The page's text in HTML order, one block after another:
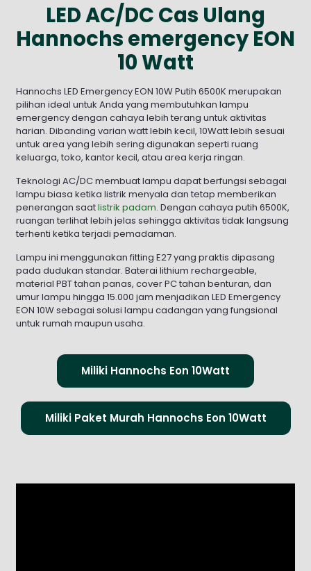
LED AC/DC Cas Ulang
Hannochs emergency EON
10 Watt
Hannochs LED Emergency EON 10W Putih 6500K merupakan
pilihan ideal untuk Anda yang membutuhkan lampu
emergency dengan cahaya lebih terang untuk aktivitas
harian. Dibanding varian watt lebih kecil, 10Watt lebih sesuai
untuk area yang lebih sering digunakan seperti ruang
keluarga, toko, kantor kecil, atau area kerja ringan.
Teknologi AC/DC membuat lampu dapat berfungsi sebagai
lampu biasa ketika listrik menyala dan tetap memberikan
penerangan saatlistrik padam. Dengan cahaya putih 6500K,
ruangan terlihat lebih jelas sehingga aktivitas tidak langsung
terhenti ketika terjadi pemadaman.
Lampu ini menggunakan fitting E27 yang praktis dipasang
pada dudukan standar. Baterai lithium rechargeable,
material PBT tahan panas, cover PC tahan benturan, dan
umur lampu hingga 15.000 jam menjadikan LED Emergency
EON 10W sebagai solusi lampu cadangan yang fungsional
untuk rumah maupun usaha.
Miliki Hannochs Eon 10Watt
Miliki Paket Murah Hannochs Eon 10Watt